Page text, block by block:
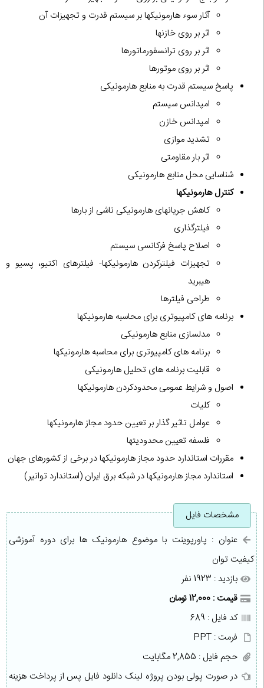
آثار سوء هارمونیکها بر سیستم قدرت و تجهیزات آن
اثر بر روی خازنها
اثر بر روی ترانسفورماتورها
اثر بر روی موتورها
پاسخ سیستم قدرت به منابع هارمونیکی
امپدانس سیستم
امپدانس خازن
تشدید موازی
اثر بار مقاومتی
شناسایی محل منابع هارمونیکی
کنترل هارمونیکها
کاهش جریانهای هارمونیکی ناشی از بارها
فیلترگذاری
اصلاح پاسخ فرکانسی سیستم
تجهیزات فیلترکردن هارمونیکها- فیلترهای اکتیو، پسیو و
هیبرید
طراحی فیلترها
برنامه های کامپیوتری برای محاسبه هارمونیکها
مدلسازی منابع هارمونیکی
برنامه های کامپیوتری برای محاسبه هارمونیکها
قابلیت برنامه های تحلیل هارمونیکی
اصول و شرایط عمومی محدودکردن هارمونیکها
کلیات
عوامل تاثیر گذار بر تعیین حدود مجاز هارمونیکها
فلسفه تعیین محدودیتها
مقررات استاندارد حدود مجاز هارمونیکها در برخی از کشورهای جهان
استاندارد مجاز هارمونیکها در شبکه برق ایران (استاندارد توانیر)
مشخصات فایل
عنوان : پاورپوینت با موضوع هارمونیک ها برای دوره آموزشی
كیفیت توان
بازدید : 1923 نفر
قیمت : 12,000 تومان
کد فایل : 689
فرمت : PPT
حجم فایل : 2,855 مگابایت
در صورت پولی بودن پروژه لینک دانلود فایل پس از پرداخت هزینه